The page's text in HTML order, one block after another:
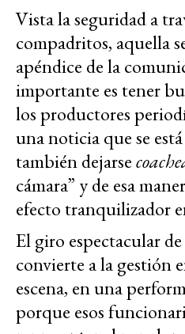
Vista la seguridad a
compadritos, aquella
apéndice de la
importante es tener
los productores
una noticia que se
también dejarse
cámara” y de esa
efecto tranquilizador
El giro espectacular
convierte a la gestión
escena, en una
porque esos